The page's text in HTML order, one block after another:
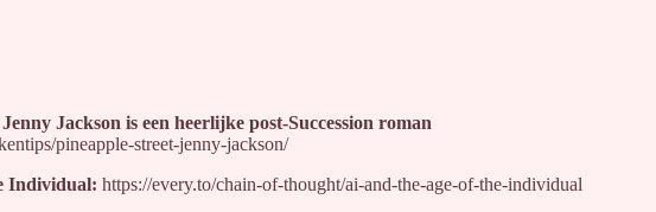
Jackson is een heerlijke post-Succession roman
pineapple-street-jenny-jackson/
Individual: https://every.to/chain-of-thought/ai-and-the-age-of-the-individual